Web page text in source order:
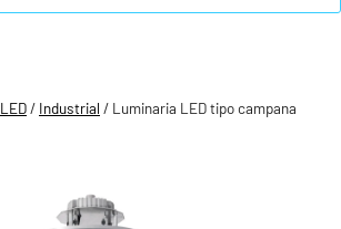
/ Industrial / Luminaria LED tipo campana